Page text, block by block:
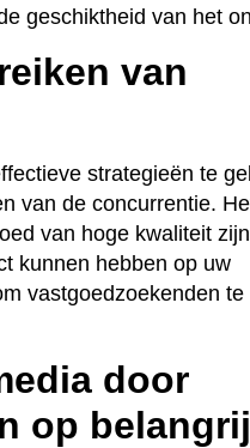
geschiktheid van het
van
strategieën te
van de concurrentie.
van hoge kwaliteit
kunnen hebben op uw
vastgoedzoekenden
door
op